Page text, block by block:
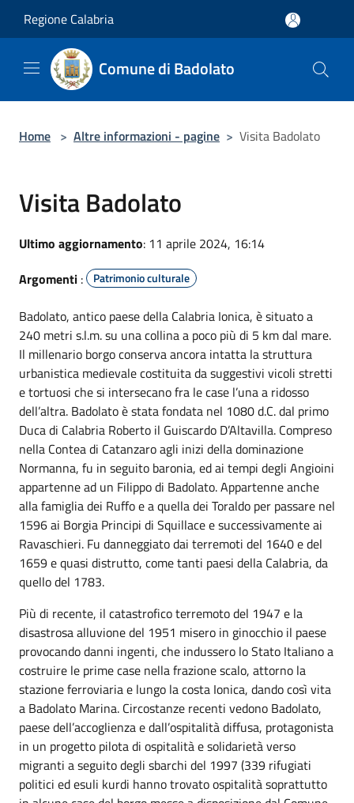
Regione Calabria
Comune di Badolato
Home > Altre informazioni - pagine > Visita Badolato
Visita Badolato
Ultimo aggiornamento: 11 aprile 2024, 16:14
Argomenti : Patrimonio culturale
Badolato, antico paese della Calabria Ionica, è situato a
240 metri s.l.m. su una collina a poco più di 5 km dal mare.
Il millenario borgo conserva ancora intatta la struttura
urbanistica medievale costituita da suggestivi vicoli stretti
e tortuosi che si intersecano fra le case l’una a ridosso
dell’altra. Badolato è stata fondata nel 1080 d.C. dal primo
Duca di Calabria Roberto il Guiscardo D’Altavilla. Compreso
nella Contea di Catanzaro agli inizi della dominazione
Normanna, fu in seguito baronia, ed ai tempi degli Angioini
appartenne ad un Filippo di Badolato. Appartenne anche
alla famiglia dei Ruffo e a quella dei Toraldo per passare nel
1596 ai Borgia Principi di Squillace e successivamente ai
Ravaschieri. Fu danneggiato dai terremoti del 1640 e del
1659 e quasi distrutto, come tanti paesi della Calabria, da
quello del 1783.
Più di recente, il catastrofico terremoto del 1947 e la
disastrosa alluvione del 1951 misero in ginocchio il paese
provocando danni ingenti, che indussero lo Stato Italiano a
costruire le prime case nella frazione scalo, attorno la
stazione ferroviaria e lungo la costa Ionica, dando così vita
a Badolato Marina. Circostanze recenti vedono Badolato,
paese dell’accoglienza e dall’ospitalità diffusa, protagonista
in un progetto pilota di ospitalità e solidarietà verso
migranti a seguito degli sbarchi del 1997 (339 rifugiati
politici ed esuli kurdi hanno trovato ospitalità soprattutto